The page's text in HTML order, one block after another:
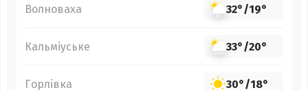
Волноваха 32°/19°
Кальміуське 33°/20°
Горлівка 30°/18°